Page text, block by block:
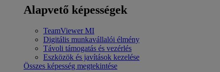
Alapvető képességek
TeamViewer MI
Digitális munkavállalói élmény
Távoli támogatás és vezérlés
Eszközök és javítások kezelése
Összes képesség megtekintése